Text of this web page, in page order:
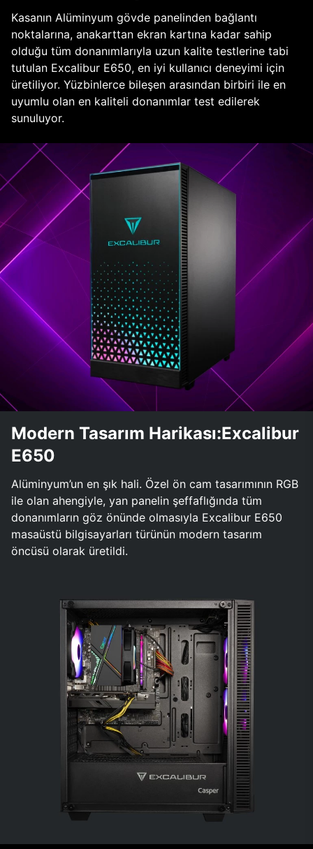
Kasanın Alüminyum gövde panelinden bağlantı
noktalarına, anakarttan ekran kartına kadar sahip
olduğu tüm donanımlarıyla uzun kalite testlerine tabi
tutulan Excalibur E650, en iyi kullanıcı deneyimi için
üretiliyor. Yüzbinlerce bileşen arasından birbiri ile en
uyumlu olan en kaliteli donanımlar test edilerek
sunuluyor.
Modern Tasarım Harikası:Excalibur
E650
Alüminyum’un en şık hali. Özel ön cam tasarımının RGB
ile olan ahengiyle, yan panelin şeffaflığında tüm
donanımların göz önünde olmasıyla Excalibur E650
masaüstü bilgisayarları türünün modern tasarım
öncüsü olarak üretildi.